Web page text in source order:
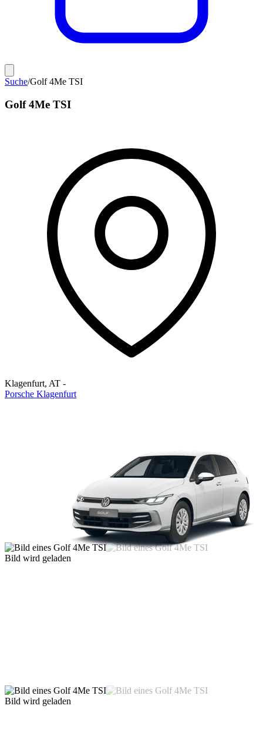
Suche/Golf 4Me TSI
Golf 4Me TSI
Klagenfurt, AT -
Porsche Klagenfurt
Bild wird geladen
Bild wird geladen